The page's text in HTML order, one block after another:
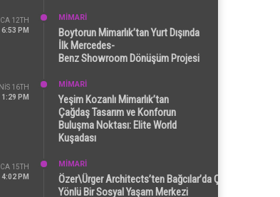
12TH
6:53 PM
MİMARİ
Boytorun Mimarlık’tan Yurt Dışında
İlk Mercedes-
Benz Showroom Dönüşüm Projesi
NIS 16TH
1:29 PM
MİMARİ
Yeşim Kozanlı Mimarlık’tan
Çağdaş Tasarım ve Konforun
Buluşma Noktası: Elite World
Kuşadası
15TH
4:02 PM
MİMARİ
Özer\Ürger Architects’ten Bağcılar’da Çok
Yönlü Bir Sosyal Yaşam Merkezi